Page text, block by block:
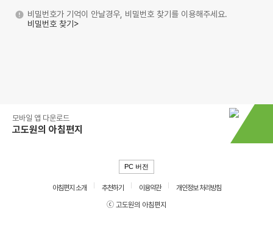
비밀번호가 기억이 안날경우, 비밀번호 찾기를 이용해주세요.
비밀번호 찾기>
모바일 앱 다운로드
고도원의 아침편지
PC 버전
아침편지 소개 추천하기 이용약관
개인정보 처리방침
ⓒ 고도원의 아침편지